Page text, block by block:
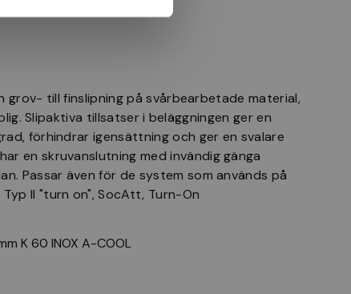
grov- till finslipning på svårbearbetade material,
Slipaktiva tillsatser i beläggningen ger en
förhindrar igensättning och ger en svalare
en skruvanslutning med invändig gänga
Passar även för de system som används på
Typ II "turn on", SocAtt, Turn-On
K 60 INOX A-COOL